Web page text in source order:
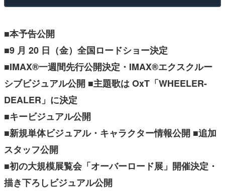
■本予告公開
■9 月 20 日（金）全国ロードショー決定
■IMAX®一週間先行公開決定・IMAX®エクスクルー
シブビジュアル公開 ■主題歌は OxT「WHEELER-
DEALER」に決定
■キービジュアル公開
■新規単体ビジュアル・キャラクター情報公開 ■追加
スタッフ公開
■初の大規模展覧会「オーバーロード展」開催決定・
描き下ろしビジュアル公開